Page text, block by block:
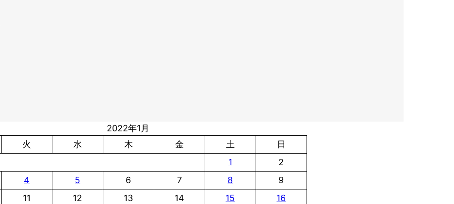
2022年1月
火 水 木 金 土
日
1
2
4 5 6 7 8
9
11 12 13 14 15
16